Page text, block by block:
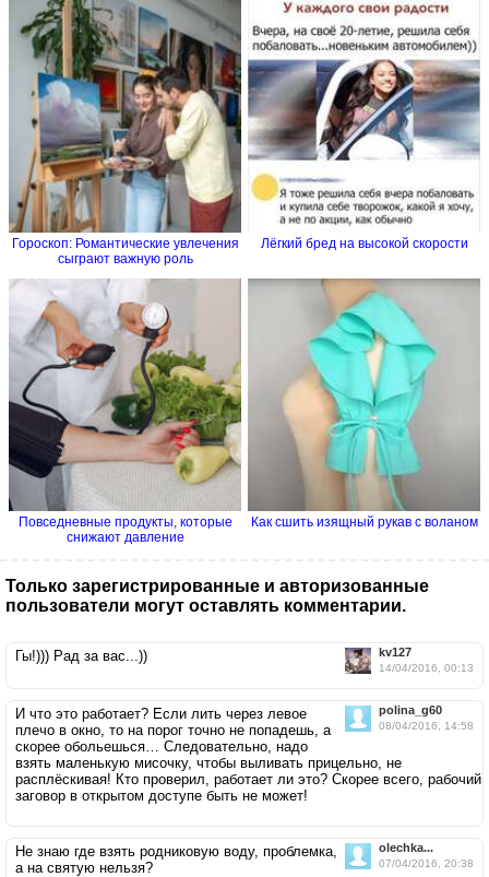
Гороскоп: Романтические увлечения
сыграют важную роль
Лёгкий бред на высокой скорости
Повседневные продукты, которые
снижают давление
Как сшить изящный рукав с воланом
Только зарегистрированные и авторизованные
пользователи могут оставлять комментарии.
kv127
14/04/2016, 00:13
Гы!))) Рад за вас...))
polina_g60
08/04/2016, 14:58
И что это работает? Если лить через левое
плечо в окно, то на порог точно не попадешь, а
скорее обольешься… Следовательно, надо
взять маленькую мисочку, чтобы выливать прицельно, не
расплёскивая! Кто проверил, работает ли это? Скорее всего, рабочий
заговор в открытом доступе быть не может!
olechka...
07/04/2016, 20:38
Не знаю где взять родниковую воду, проблемка,
а на святую нельзя?